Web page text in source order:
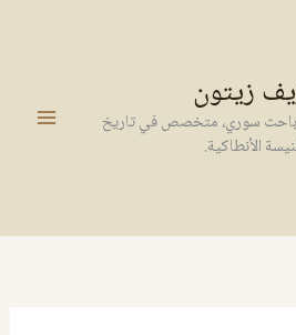
زيتون
سوري، متخصص في تاريخ
الأنطاكية.